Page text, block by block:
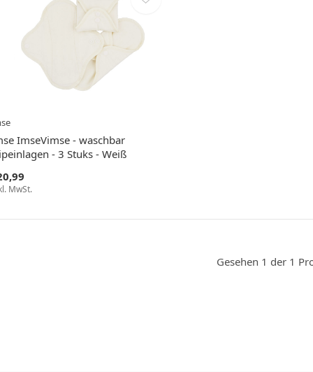
ImseVimse - waschbar
- 3 Stuks - Weiß
MwSt.
Gesehen 1 der 1